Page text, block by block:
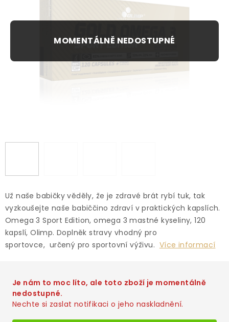
Už naše babičky věděly, že je zdravé brát rybí tuk, tak
vyzkoušejte naše babiččino zdraví v praktických kapslích.
Omega 3 Sport Edition, omega 3 mastné kyseliny, 120
kapslí, Olimp . Doplněk stravy vhodný pro
sportovce, určený pro sportovní výživu . Více informací
Je nám to moc líto, ale toto zboží je momentálně
nedostupné.
Nechte si zaslat notifikaci o jeho naskladnění.